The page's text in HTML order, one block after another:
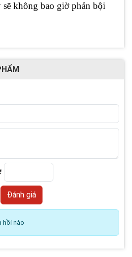
sẽ không bao giờ phản bội
hồi nào